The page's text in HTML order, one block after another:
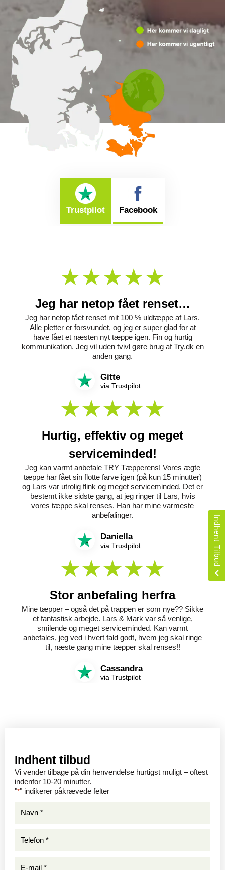
Indhent Tilbud
Trustpilot Facebook
Jeg har netop fået renset…
Jeg har netop fået renset mit 100 % uldtæppe af Lars.
Alle pletter er forsvundet, og jeg er super glad for at
have fået et næsten nyt tæppe igen. Fin og hurtig
kommunikation. Jeg vil uden tvivl gøre brug af Try.dk en
anden gang.
Gitte
via Trustpilot
Hurtig, effektiv og meget
serviceminded!
Jeg kan varmt anbefale TRY Tæpperens! Vores ægte
tæppe har fået sin flotte farve igen (på kun 15 minutter)
og Lars var utrolig flink og meget serviceminded. Det er
bestemt ikke sidste gang, at jeg ringer til Lars, hvis
vores tæppe skal renses. Han har mine varmeste
anbefalinger.
Daniella
via Trustpilot
Stor anbefaling herfra
Mine tæpper – også det på trappen er som nye?? Sikke
et fantastisk arbejde. Lars & Mark var så venlige,
smilende og meget serviceminded. Kan varmt
anbefales, jeg ved i hvert fald godt, hvem jeg skal ringe
til, næste gang mine tæpper skal renses!!
Cassandra
via Trustpilot
Indhent tilbud
Vi vender tilbage på din henvendelse hurtigst muligt – oftest
indenfor 10-20 minutter.
"*" indikerer påkrævede felter